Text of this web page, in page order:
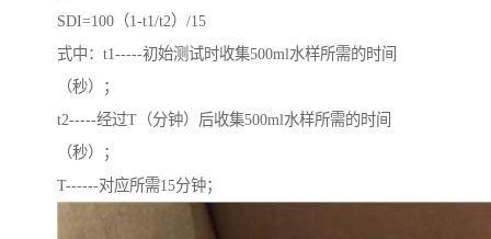
SDI=100（1-t1/t2）/15
式中：t1-----初始测试时收集500ml水样所需的时间
（秒）；
t2-----经过T（分钟）后收集500ml水样所需的时间
（秒）；
T------对应所需15分钟；